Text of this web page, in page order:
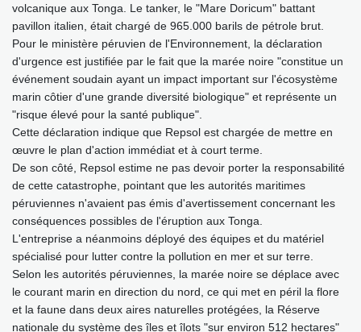
volcanique aux Tonga. Le tanker, le "Mare Doricum" battant
pavillon italien, était chargé de 965.000 barils de pétrole brut.
Pour le ministère péruvien de l'Environnement, la déclaration
d'urgence est justifiée par le fait que la marée noire "constitue un
événement soudain ayant un impact important sur l'écosystème
marin côtier d'une grande diversité biologique" et représente un
"risque élevé pour la santé publique".
Cette déclaration indique que Repsol est chargée de mettre en
œuvre le plan d'action immédiat et à court terme.
De son côté, Repsol estime ne pas devoir porter la responsabilité
de cette catastrophe, pointant que les autorités maritimes
péruviennes n'avaient pas émis d'avertissement concernant les
conséquences possibles de l'éruption aux Tonga.
L'entreprise a néanmoins déployé des équipes et du matériel
spécialisé pour lutter contre la pollution en mer et sur terre.
Selon les autorités péruviennes, la marée noire se déplace avec
le courant marin en direction du nord, ce qui met en péril la flore
et la faune dans deux aires naturelles protégées, la Réserve
nationale du système des îles et îlots "sur environ 512 hectares"